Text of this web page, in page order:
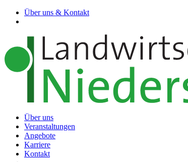
Über uns & Kontakt
Über uns
Veranstaltungen
Angebote
Karriere
Kontakt